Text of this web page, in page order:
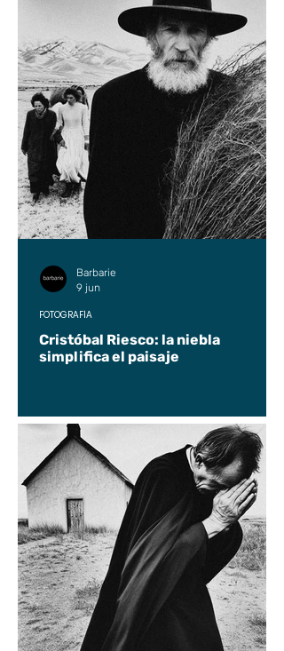
Cristóbal Riesco: la niebla
simplifica el paisaje
FOTOGRAFÍA
Barbarie
9 jun